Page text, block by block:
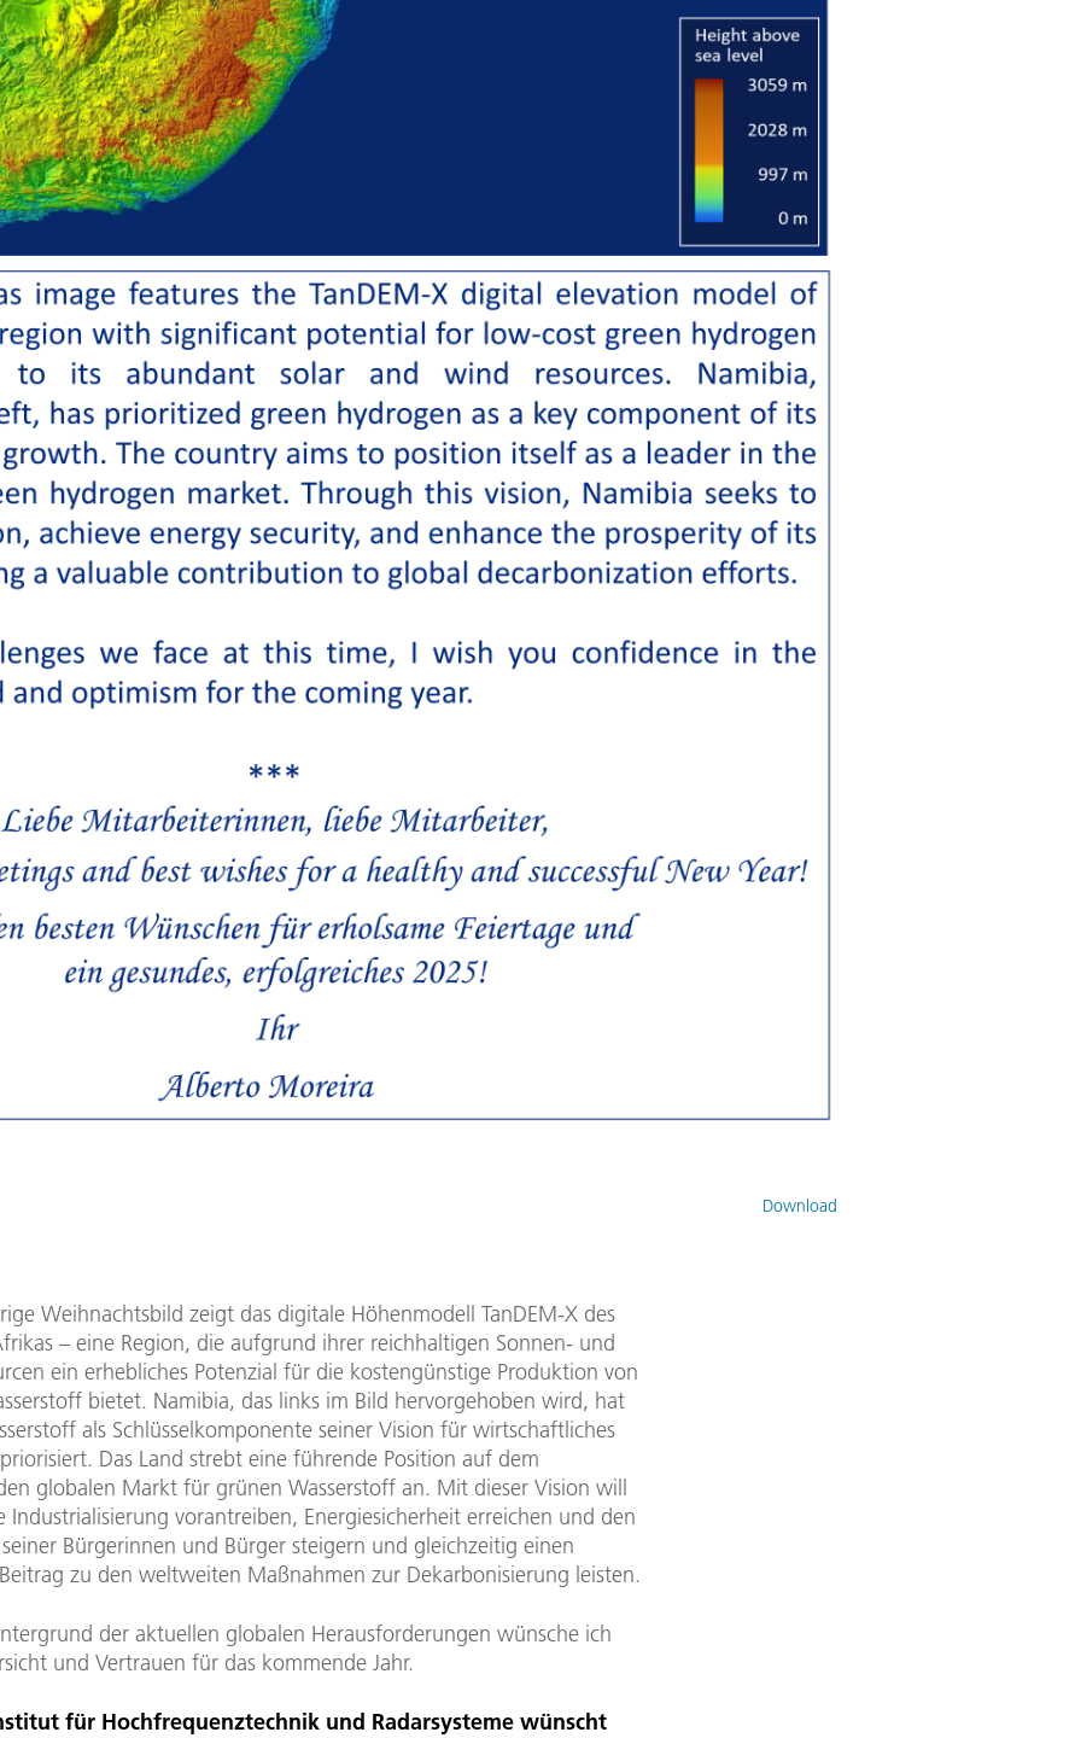
Download
Weihnachtsbild zeigt das digitale Höhenmodell TanDEM-X des
– eine Region, die aufgrund ihrer reichhaltigen Sonnen- und
ein erhebliches Potenzial für die kostengünstige Produktion von
bietet. Namibia, das links im Bild hervorgehoben wird, hat
als Schlüsselkomponente seiner Vision für wirtschaftliches
Das Land strebt eine führende Position auf dem
globalen Markt für grünen Wasserstoff an. Mit dieser Vision will
Industrialisierung vorantreiben, Energiesicherheit erreichen und den
Bürgerinnen und Bürger steigern und gleichzeitig einen
zu den weltweiten Maßnahmen zur Dekarbonisierung leisten.
der aktuellen globalen Herausforderungen wünsche ich
und Vertrauen für das kommende Jahr.
für Hochfrequenztechnik und Radarsysteme wünscht